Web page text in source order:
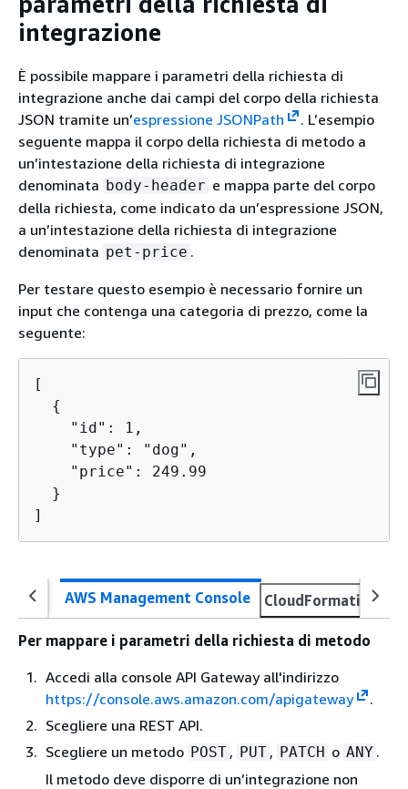
integrazione
È possibile mappare i parametri della richiesta di
integrazione anche dai campi del corpo della richiesta
JSON tramite un’espressione JSONPath
. L’esempio
seguente mappa il corpo della richiesta di metodo a
un’intestazione della richiesta di integrazione
denominata body-header e mappa parte del corpo
della richiesta, come indicato da un’espressione JSON,
a un’intestazione della richiesta di integrazione
denominata pet-price .
Per testare questo esempio è necessario fornire un
input che contenga una categoria di prezzo, come la
seguente:
[
{
    "id": 1,
    "type": "dog",
    "price": 249.99
  }
]
AWS Management Console CloudFormation
Per mappare i parametri della richiesta di metodo
Accedi alla console API Gateway all'indirizzo
https://console.aws.amazon.com/apigateway
.
Scegliere una REST API.
Scegliere un metodo POST , PUT , PATCH o ANY .
Il metodo deve disporre di un’integrazione non